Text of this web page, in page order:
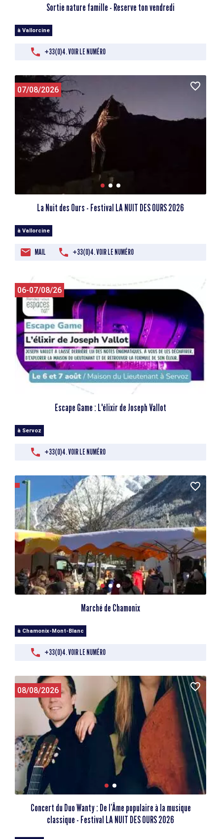
Sortie nature famille - Reserve ton vendredi
à Vallorcine
+33(0)4. VOIR LE NUMÉRO
07/08/2026
La Nuit des Ours - Festival LA NUIT DES OURS 2026
à Vallorcine
MAIL +33(0)4. VOIR LE NUMÉRO
06-07/08/26
Escape Game : L'élixir de Joseph Vallot
à Servoz
+33(0)4. VOIR LE NUMÉRO
Marché de Chamonix
à Chamonix-Mont-Blanc
+33(0)4. VOIR LE NUMÉRO
08/08/2026
Concert du Duo Wanty : De l’Âme populaire à la musique
classique - Festival LA NUIT DES OURS 2026